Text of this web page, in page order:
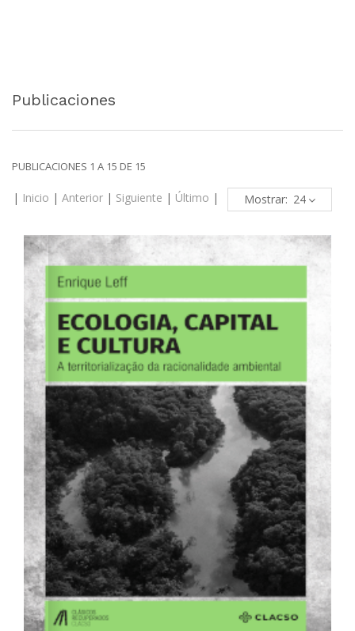
Publicaciones
PUBLICACIONES 1 A 15 DE 15
| Inicio | Anterior | Siguiente | Último | Mostrar: